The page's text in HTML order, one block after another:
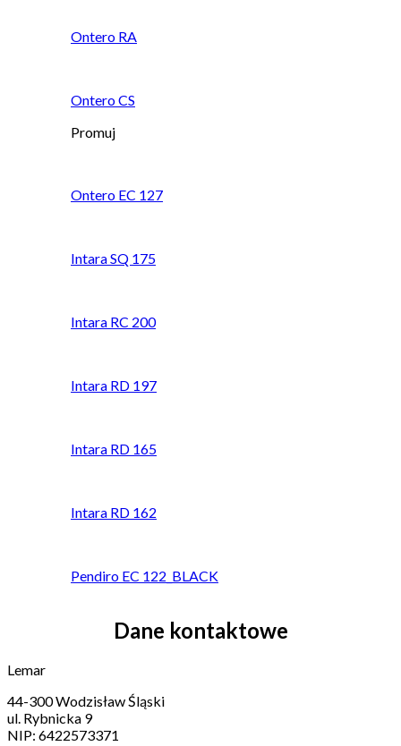
Ontero RA
Ontero CS
Promuj
Ontero EC 127
Intara SQ 175
Intara RC 200
Intara RD 197
Intara RD 165
Intara RD 162
Pendiro EC 122_BLACK
Dane kontaktowe
Lemar
44-300 Wodzisław Śląski
ul. Rybnicka 9
NIP: 6422573371